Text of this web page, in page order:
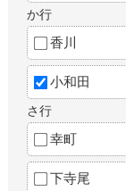
か行
香川
小和田
さ行
幸町
下寺尾